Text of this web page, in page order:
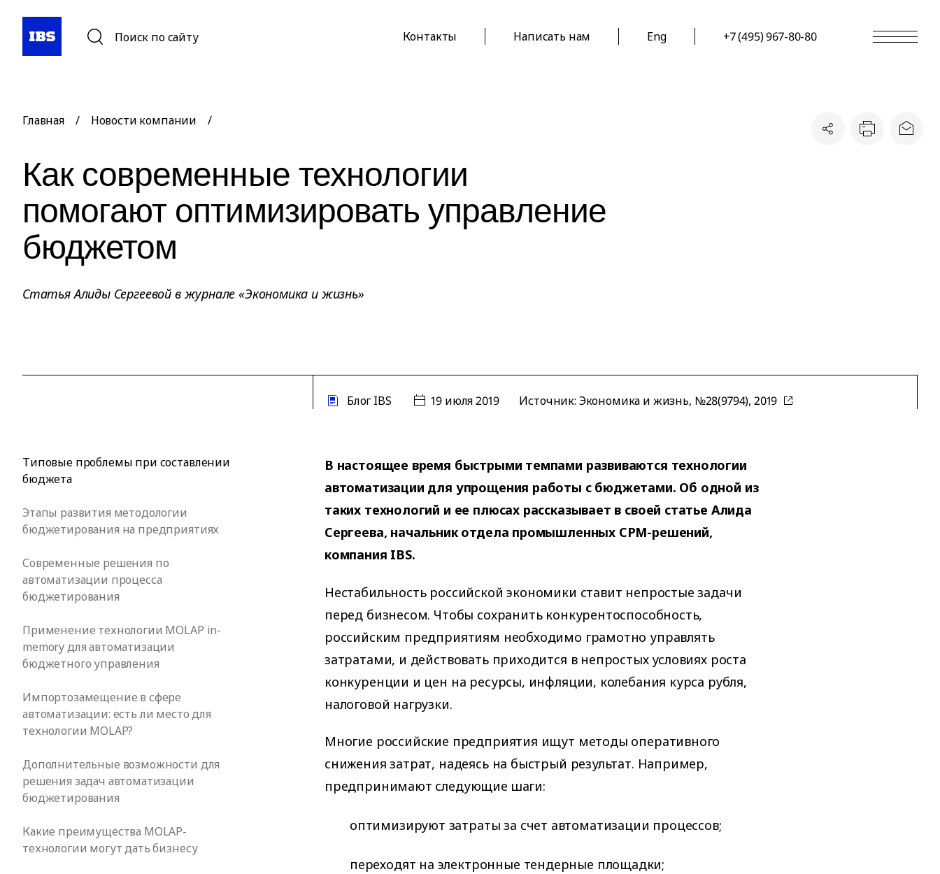
Поиск по сайту Контакты Написать нам Eng +7 (495) 967-80-80
Главная / Новости компании /
Как современные технологии
помогают оптимизировать управление
бюджетом
Статья Алиды Сергеевой в журнале «Экономика и жизнь»
Блог IBS 19 июля 2019 Источник: Экономика и жизнь, №28(9794), 2019
Типовые проблемы при составлении
бюджета
Этапы развития методологии
бюджетирования на предприятиях
Современные решения по
автоматизации процесса
бюджетирования
Применение технологии MOLAP in-
memory для автоматизации
бюджетного управления
Импортозамещение в сфере
автоматизации: есть ли место для
технологии MOLAP?
Дополнительные возможности для
решения задач автоматизации
бюджетирования
Какие преимущества MOLAP-
технологии могут дать бизнесу
В настоящее время быстрыми темпами развиваются технологии
автоматизации для упрощения работы с бюджетами. Об одной из
таких технологий и ее плюсах рассказывает в своей статье Алида
Сергеева, начальник отдела промышленных СРМ-решений,
компания IBS.
Нестабильность российской экономики ставит непростые задачи
перед бизнесом. Чтобы сохранить конкурентоспособность,
российским предприятиям необходимо грамотно управлять
затратами, и действовать приходится в непростых условиях роста
конкуренции и цен на ресурсы, инфляции, колебания курса рубля,
налоговой нагрузки.
Многие российские предприятия ищут методы оперативного
снижения затрат, надеясь на быстрый результат. Например,
предпринимают следующие шаги:
оптимизируют затраты за счет автоматизации процессов;
переходят на электронные тендерные площадки;